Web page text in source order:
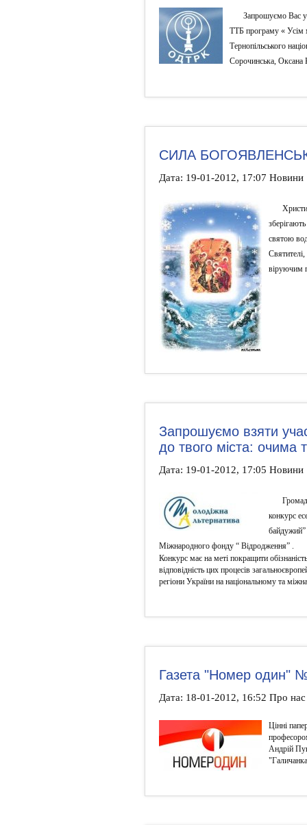
Запрошуємо Вас у
ТТБ програму « Усім
Тернопільського
Сорочинська, Оксана
СИЛА
Дата: 19-01-2012, 17:07 Новини
святою
віруючим
Запрошуємо взяти
до твого міста: очима
Дата: 19-01-2012, 17:05 Новини
конкурс
байдужий”
Міжнародного фонду “ Відродження” .
Конкурс має на меті покращити
відповідність цих процесів
регіони України на національному та
Газета "Номер один"
Дата: 18-01-2012, 16:52 Про
Цінні
Андрій